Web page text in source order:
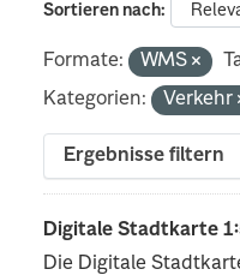
Sortieren nach
Formate: WMS
Kategorien:
Verkehr
Ergebnisse filtern
Digitale Stadtkarte
Die Digitale